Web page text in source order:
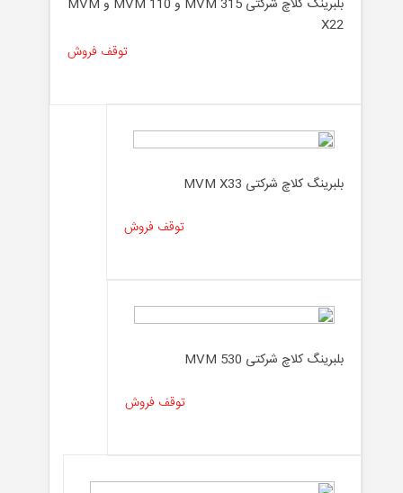
داخلی
جلوبندی
گیربکس
بلبرینگ کلاچ شرکتی MVM 315 و MVM 110 و MVM
X22
توقف فروش
بلبرینگ کلاچ شرکتی MVM X33
توقف فروش
بلبرینگ کلاچ شرکتی MVM 530
توقف فروش